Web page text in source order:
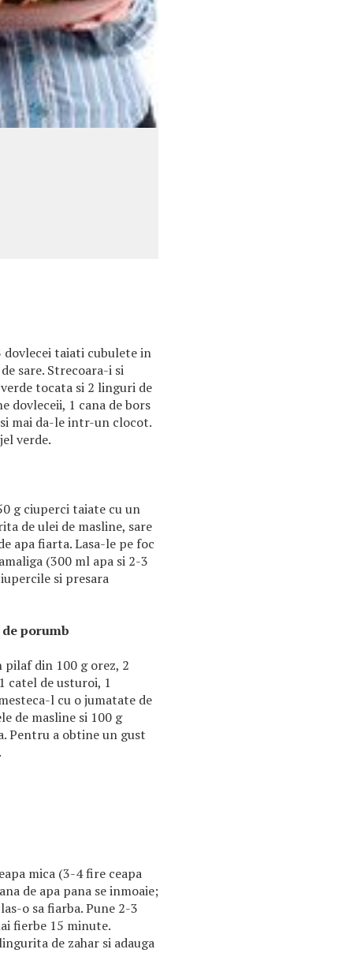
dovlecei taiati cubulete in
sare. Strecoara-i si
tocata si 2 linguri de
dovleceii, 1 cana de bors
mai da-le intr-un clocot.
verde.
g ciuperci taiate cu un
de ulei de masline, sare
apa fiarta. Lasa-le pe foc
(300 ml apa si 2-3
si presara
porumb
pilaf din 100 g orez, 2
catel de usturoi, 1
l cu o jumatate de
de masline si 100 g
Pentru a obtine un gust
mica (3-4 fire ceapa
de apa pana se inmoaie;
o sa fiarba. Pune 2-3
fierbe 15 minute.
de zahar si adauga